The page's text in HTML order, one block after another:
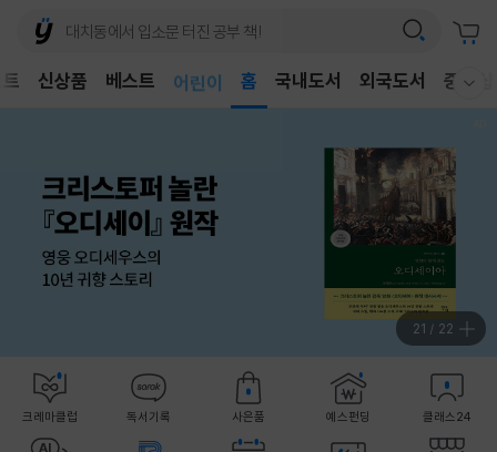
신상품 베스트
어린이
홈 국내도서 외국도서 중고샵
22 / 22
크레마클럽 독서기록 사은품 예스펀딩 클래스24